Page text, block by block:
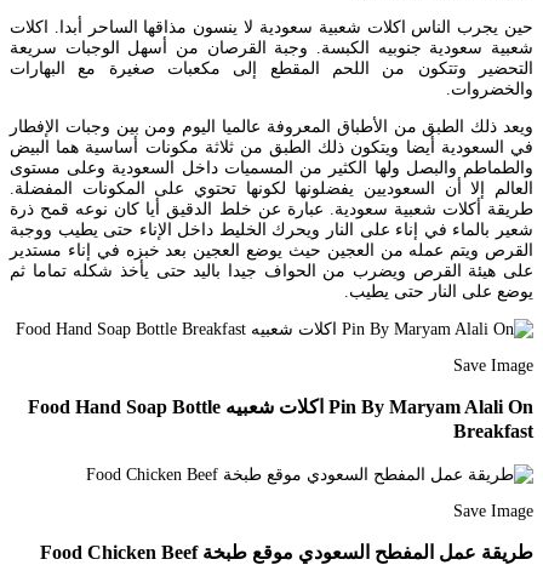
حين يجرب الناس اكلات شعبية سعودية لا ينسون مذاقها الساحر أبدا. اكلات
شعبية سعودية جنوبيه الكبسة. وجبة القرصان من أسهل الوجبات سريعة
التحضير وتتكون من اللحم المقطع إلى مكعبات صغيرة مع البهارات
والخضروات.
ويعد ذلك الطبق من الأطباق المعروفة عالميا اليوم ومن بين وجبات الإفطار
في السعودية أيضا ويتكون ذلك الطبق من ثلاثة مكونات أساسية هما البيض
والطماطم والبصل ولها الكثير من المسميات داخل السعودية وعلى مستوى
العالم إلا أن السعوديين يفضلونها لكونها تحتوي على المكونات المفضلة.
طريقة أكلات شعبية سعودية. عبارة عن خلط الدقيق أيا كان نوعه قمح ذرة
شعير بالماء في إناء على النار ويحرك الخليط داخل الإناء حتى يطيب ووجبة
القرص ويتم عمله من العجين حيث يوضع العجين بعد خبزه في إناء مستدير
على هيئة القرص ويضرب من الحواف جيدا باليد حتى يأخذ شكله تماما ثم
يوضع على النار حتى يطيب.
Save Image
Pin By Maryam Alali On اكلات شعبيه Food Hand Soap Bottle
Breakfast
Save Image
طريقة عمل المفطح السعودي موقع طبخة Food Chicken Beef